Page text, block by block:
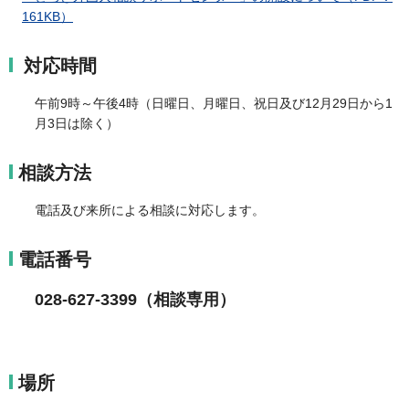
161KB）
対応時間
午前9時～午後4時（日曜日、月曜日、祝日及び12月29日から1
月3日は除く）
相談方法
電話及び来所による相談に対応します。
電話番号
028-627-3399（相談専用）
場所